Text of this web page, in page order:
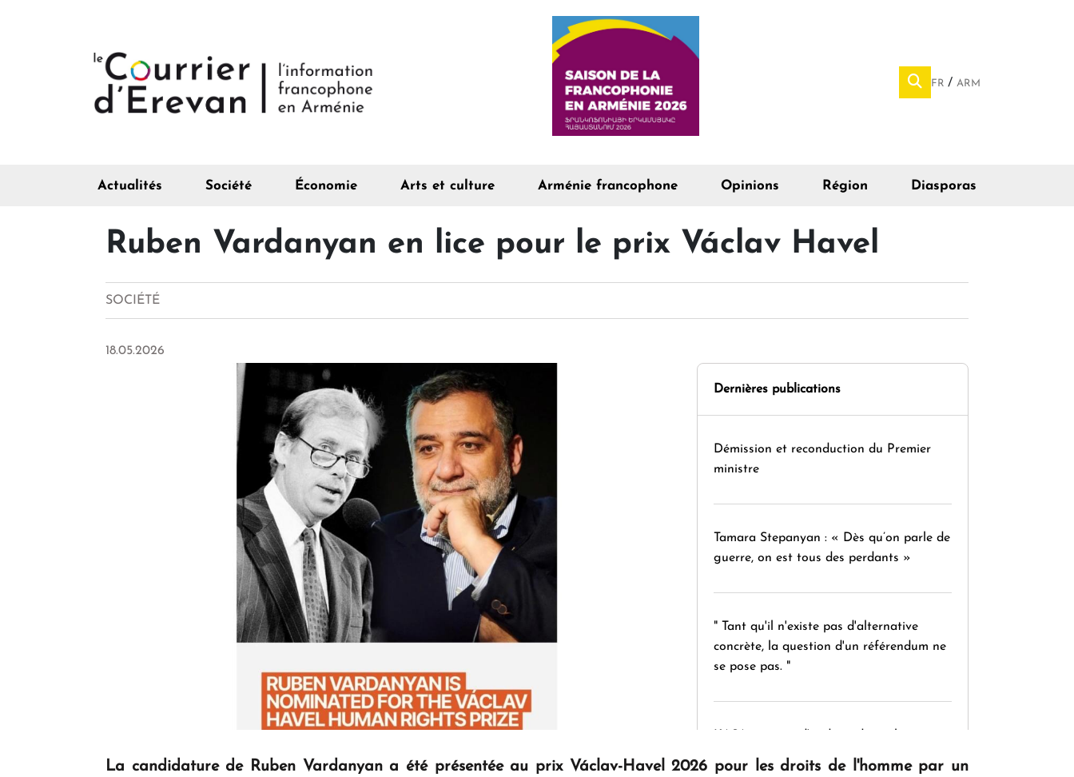
FR ARM
Actualités Société Économie Arts et culture Arménie francophone Opinions Région Diasporas
Ruben Vardanyan en lice pour le prix Václav Havel
SOCIÉTÉ
18.05.2026
Dernières publications
Démission et reconduction du Premier
ministre
Tamara Stepanyan : « Dès qu’on parle de
guerre, on est tous des perdants »
" Tant qu'il n'existe pas d'alternative
concrète, la question d'un référendum ne
se pose pas. "
d'avenir en Arménie
La candidature de Ruben Vardanyan a été présentée au prix Václav-Havel 2026 pour les droits de l'homme par un